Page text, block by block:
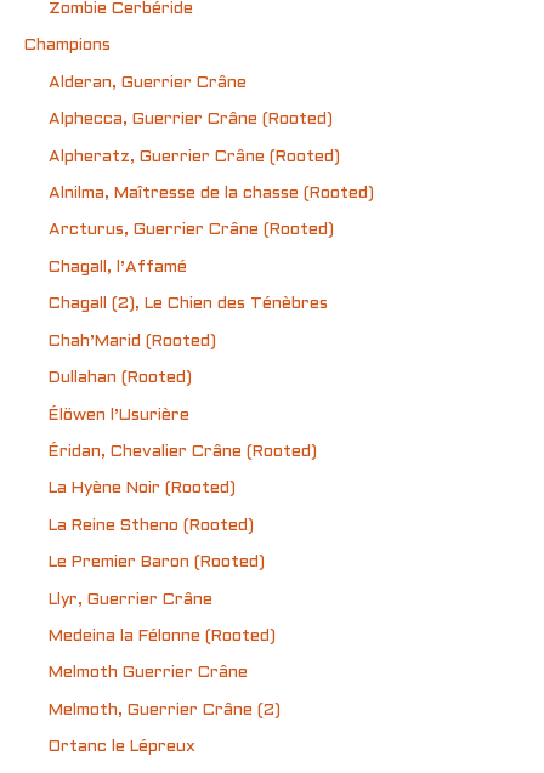
Zombie Cerbéride
Champions
Alderan, Guerrier Crâne
Alphecca, Guerrier Crâne (Rooted)
Alpheratz, Guerrier Crâne (Rooted)
Alnilma, Maîtresse de la chasse (Rooted)
Arcturus, Guerrier Crâne (Rooted)
Chagall, l’Affamé
Chagall (2), Le Chien des Ténèbres
Chah’Marid (Rooted)
Dullahan (Rooted)
Élöwen l’Usurière
Éridan, Chevalier Crâne (Rooted)
La Hyène Noir (Rooted)
La Reine Stheno (Rooted)
Le Premier Baron (Rooted)
Llyr, Guerrier Crâne
Medeina la Félonne (Rooted)
Melmoth Guerrier Crâne
Melmoth, Guerrier Crâne (2)
Ortanc le Lépreux